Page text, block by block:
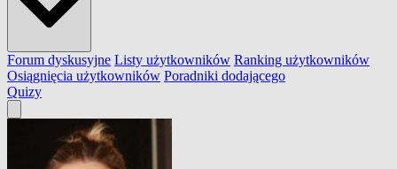
Forum dyskusyjne Listy użytkowników Ranking użytkowników
Osiągnięcia użytkowników Poradniki dodającego
Quizy